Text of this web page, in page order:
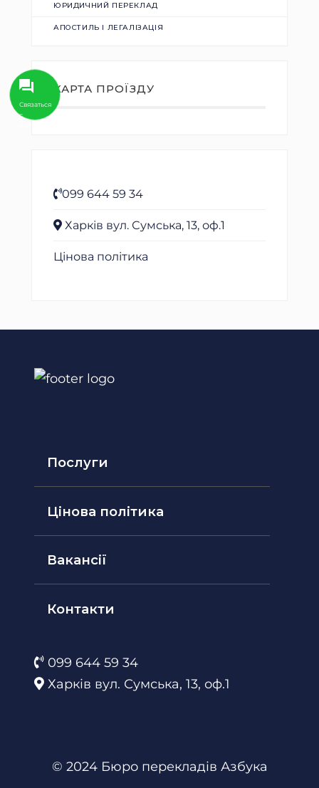
Связаться
с
ЮРИДИЧНИЙ ПЕРЕКЛАД
АПОСТИЛЬ І ЛЕГАЛІЗАЦІЯ
КАРТА ПРОЇЗДУ
099 644 59 34
Харків вул. Сумська, 13, оф.1
Цінова політика
Послуги
Цінова політика
Вакансії
Контакти
099 644 59 34
Харків вул. Сумська, 13, оф.1
© 2024 Бюро перекладів Азбука